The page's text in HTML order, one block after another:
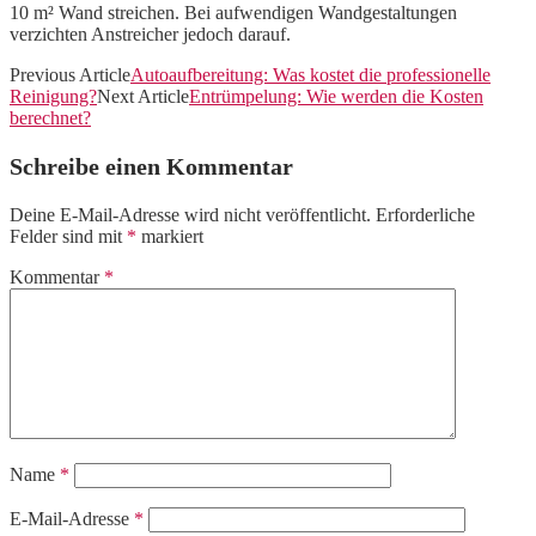
10 m² Wand streichen. Bei aufwendigen Wandgestaltungen
verzichten Anstreicher jedoch darauf.
Previous ArticleAutoaufbereitung: Was kostet die professionelle
Reinigung?Next ArticleEntrümpelung: Wie werden die Kosten
berechnet?
Schreibe einen Kommentar
Deine E-Mail-Adresse wird nicht veröffentlicht. Erforderliche
Felder sind mit * markiert
Kommentar *
Name *
E-Mail-Adresse *